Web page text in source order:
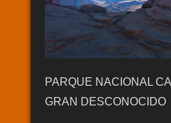
PARQUE NACIONAL
GRAN DESCONOCIDO